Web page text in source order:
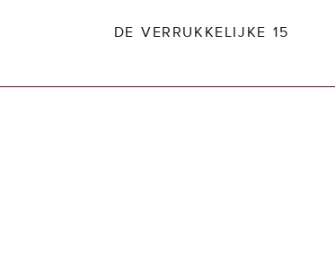
DE VERRUKKELIJKE 15